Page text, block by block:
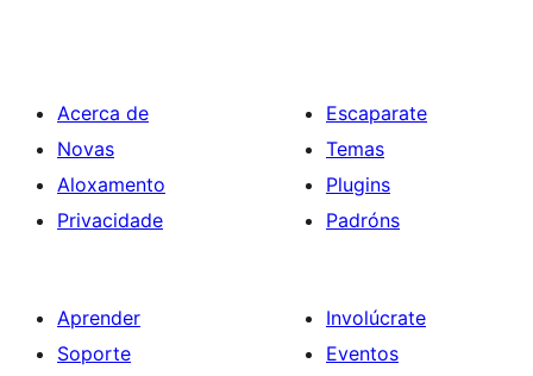
Acerca de
Novas
Aloxamento
Privacidade
Escaparate
Temas
Plugins
Padróns
Aprender
Soporte
Involúcrate
Eventos